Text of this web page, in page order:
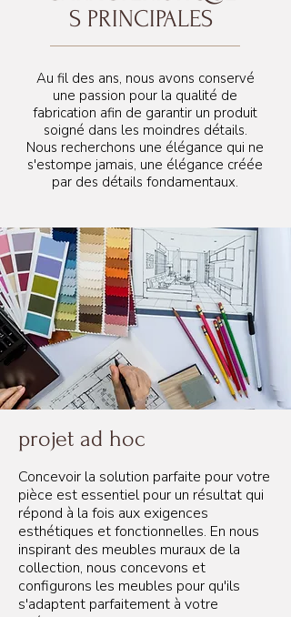
S PRINCIPALES
Au fil des ans, nous avons conservé
une passion pour la qualité de
fabrication afin de garantir un produit
soigné dans les moindres détails.
Nous recherchons une élégance qui ne
s'estompe jamais, une élégance créée
par des détails fondamentaux.
projet ad hoc
Concevoir la solution parfaite pour votre
pièce est essentiel pour un résultat qui
répond à la fois aux exigences
esthétiques et fonctionnelles. En nous
inspirant des meubles muraux de la
collection, nous concevons et
configurons les meubles pour qu'ils
s'adaptent parfaitement à votre